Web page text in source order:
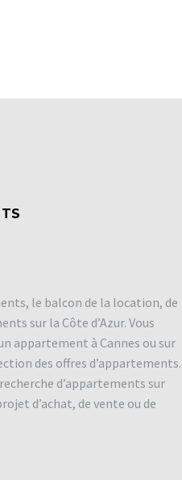
le balcon de la location, de
sur la Côte d’Azur. Vous
appartement à Cannes ou sur
des offres d’appartements.
d’appartements sur
d’achat, de vente ou de